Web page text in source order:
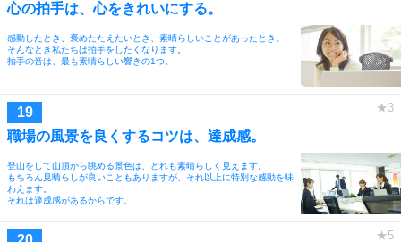
心の拍手は、心をきれいにする。
感動したとき、褒めたたえたいとき、素晴らしいことがあったとき。
そんなとき私たちは拍手をしたくなります。
拍手の音は、最も素晴らしい響きの1つ。
職場の風景を良くするコツは、達成感。
登山をして山頂から眺める景色は、どれも素晴らしく見えます。
もちろん見晴らしが良いこともありますが、それ以上に特別な感動を味
わえます。
それは達成感があるからです。